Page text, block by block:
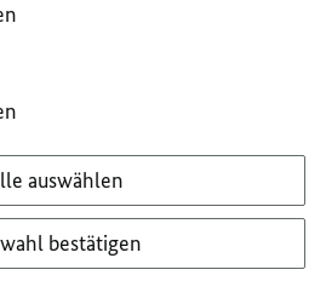
auswählen
bestätigen